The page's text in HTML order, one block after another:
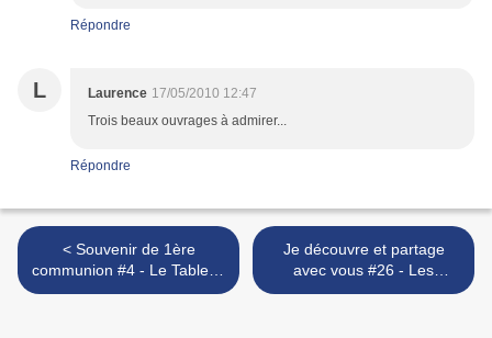
Répondre
L Laurence 17/05/2010 12:47
Trois beaux ouvrages à admirer...
Répondre
< Souvenir de 1ère
communion #4 - Le Tableau
brodé
Je découvre et partage
avec vous #26 - Les
Cerises bleues >